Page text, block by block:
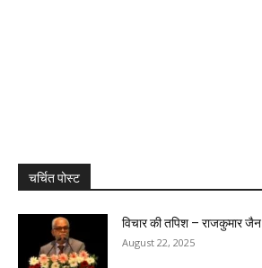
चर्चित पोस्ट
विचार की तपिश – राजकुमार जैन
August 22, 2025